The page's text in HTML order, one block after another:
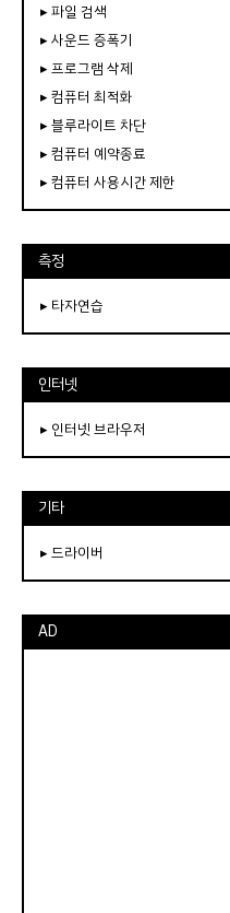
▸ 파일 검색
▸ 사운드 증폭기
▸ 프로그램 삭제
▸ 컴퓨터 최적화
▸ 블루라이트 차단
▸ 컴퓨터 예약종료
▸ 컴퓨터 사용시간 제한
측정
▸ 타자연습
인터넷
▸ 인터넷 브라우저
기타
▸ 드라이버
AD